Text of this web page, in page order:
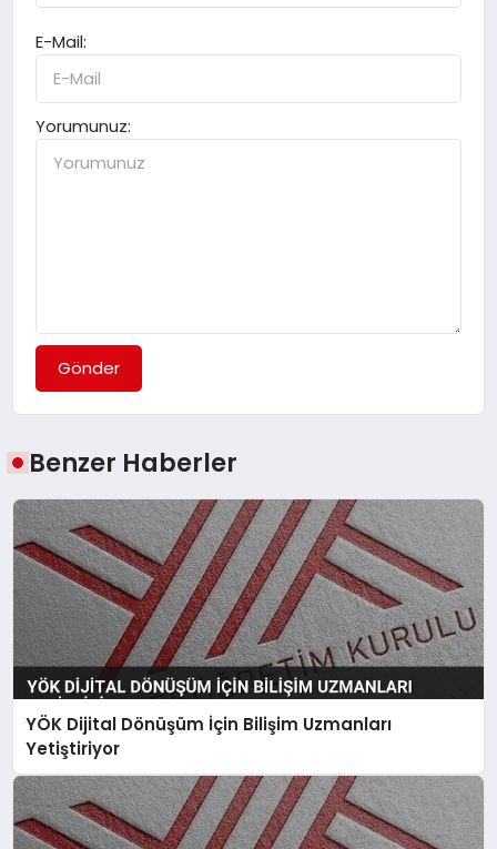
E-Mail:
Yorumunuz:
Gönder
Benzer Haberler
YÖK Dijital Dönüşüm İçin Bilişim Uzmanları
Yetiştiriyor